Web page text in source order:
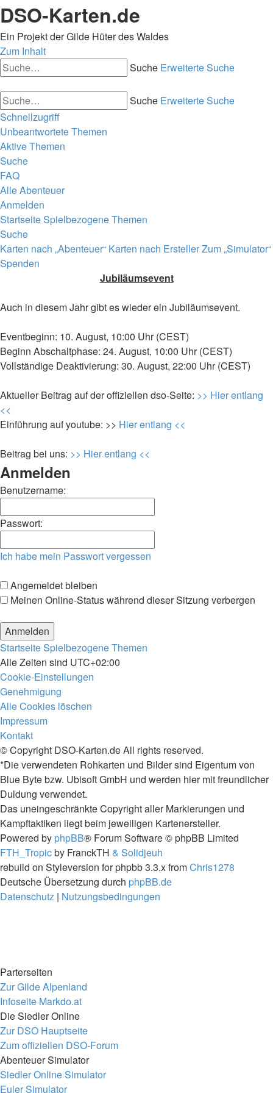
DSO-Karten.de
Ein Projekt der Gilde Hüter des Waldes
Zum Inhalt
Suche Erweiterte Suche
Suche Erweiterte Suche
Schnellzugriff
Unbeantwortete Themen
Aktive Themen
Suche
FAQ
Alle Abenteuer
Anmelden
StartseiteSpielbezogene Themen
Suche
Karten nach „Abenteuer“ Karten nach ErstellerZum „Simulator“
Spenden
Jubiläumsevent
Auch in diesem Jahr gibt es wieder ein Jubiläumsevent.
Eventbeginn: 10. August, 10:00 Uhr (CEST)
Beginn Abschaltphase: 24. August, 10:00 Uhr (CEST)
Vollständige Deaktivierung: 30. August, 22:00 Uhr (CEST)
Aktueller Beitrag auf der offiziellen dso-Seite: >> Hier entlang
<<
Einführung auf youtube: >> Hier entlang <<
Beitrag bei uns: >> Hier entlang <<
Anmelden
Benutzername:
Passwort:
Ich habe mein Passwort vergessen
Angemeldet bleiben
Meinen Online-Status während dieser Sitzung verbergen
StartseiteSpielbezogene Themen
Alle Zeiten sind UTC+02:00
Cookie-Einstellungen
Genehmigung
Alle Cookies löschen
Impressum
Kontakt
© Copyright DSO-Karten.de All rights reserved.
*Die verwendeten Rohkarten und Bilder sind Eigentum von
Blue Byte bzw. Ubisoft GmbH und werden hier mit freundlicher
Duldung verwendet.
Das uneingeschränkte Copyright aller Markierungen und
Kampftaktiken liegt beim jeweiligen Kartenersteller.
Powered by phpBB® Forum Software © phpBB Limited
FTH_Tropicby FranckTH & Solidjeuh
rebuild on Styleversion for phpbb 3.3.x fromChris1278
Deutsche Übersetzung durch phpBB.de
Datenschutz | Nutzungsbedingungen
Parterseiten
Zur Gilde Alpenland
Infoseite Markdo.at
Die Siedler Online
Zur DSO Hauptseite
Zum offiziellen DSO-Forum
Abenteuer Simulator
Siedler Online Simulator
Euler Simulator